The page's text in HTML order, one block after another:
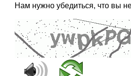
Нам нужно убедиться, что вы